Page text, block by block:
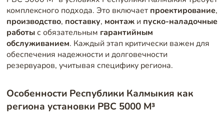
комплексного подхода. Это включает проектирование,
производство, поставку, монтажи пуско-наладочные
работыс обязательным гарантийным
обслуживанием. Каждый этап критически важен для
обеспечения надежности и долговечности
резервуаров, учитывая специфику региона.
Особенности Республики Калмыкия как
региона установки РВС 5000 М³